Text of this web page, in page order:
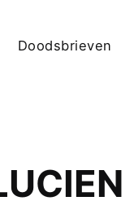
Doodsbrieven